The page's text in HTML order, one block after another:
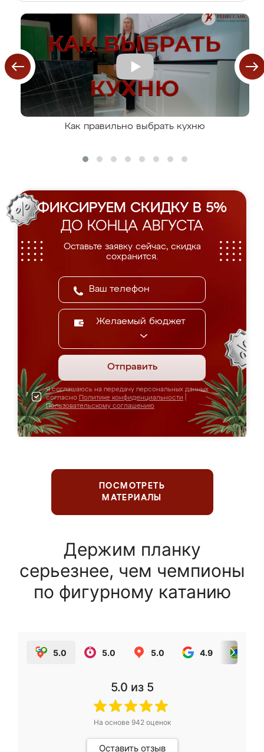
Как правильно выбрать кухню
ФИКСИРУЕМ СКИДКУ В 5%
ДО КОНЦА АВГУСТА
Оставьте заявку сейчас, скидка
сохранится.
Желаемый бюджет
Отправить
Я соглашаюсь на передачу персональных данных
согласно Политике конфиденциальности
Пользовательскому соглашению
ПОСМОТРЕТЬ
МАТЕРИАЛЫ
Держим планку
серьезнее, чем чемпионы
по фигурному катанию
5.0 5.0 5.0 4.9
5.0 из 5
На основе 942оценок
Оставить отзыв